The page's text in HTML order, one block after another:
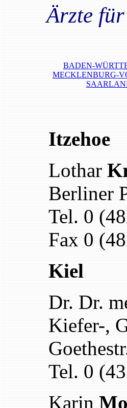
Ärzte
BADEN-
MECKLENBURG-
Itzehoe
Lothar
Berliner
Tel. 0
Fax 0
Kiel
Dr. Dr.
Kiefer-,
Tel. 0
Karin